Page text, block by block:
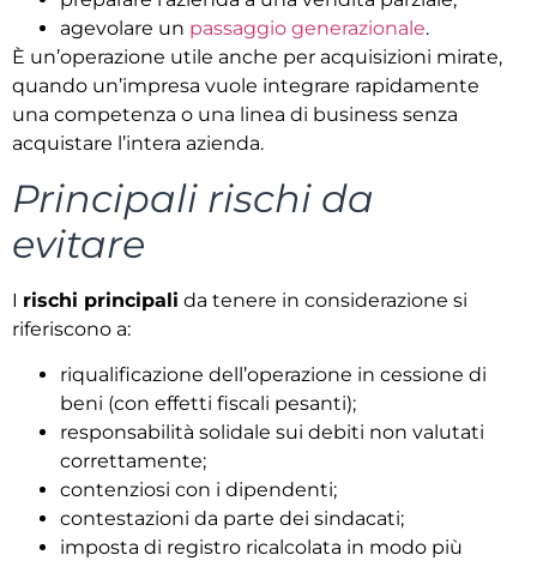
agevolare un passaggio generazionale.
È un’operazione utile anche per acquisizioni mirate,
quando un’impresa vuole integrare rapidamente
una competenza o una linea di business senza
acquistare l’intera azienda.
Principali rischi da
evitare
I rischi principali da tenere in considerazione si
riferiscono a:
riqualificazione dell’operazione in cessione di
beni (con effetti fiscali pesanti);
responsabilità solidale sui debiti non valutati
correttamente;
contenziosi con i dipendenti;
contestazioni da parte dei sindacati;
imposta di registro ricalcolata in modo più